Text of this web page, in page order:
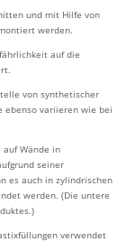
und mit Hilfe von
werden.
auf die
von synthetischer
ebenso variieren wie bei
auf Wände in
seiner
es auch in zylindrischen
werden. (Die untere
verwendet